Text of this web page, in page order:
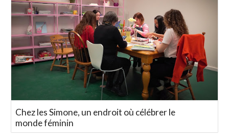
Chez les Simone, un endroit où célébrer le
monde féminin